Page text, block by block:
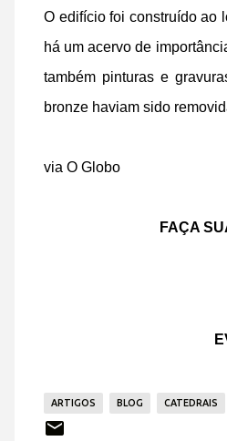
O edifício foi construído ao
há um acervo de
também pinturas e
bronze haviam sido
via O Globo
FAÇA
ARTIGOS BLOG CATEDRAIS